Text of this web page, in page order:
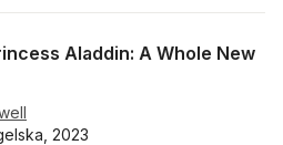
Aladdin: A Whole New
2023